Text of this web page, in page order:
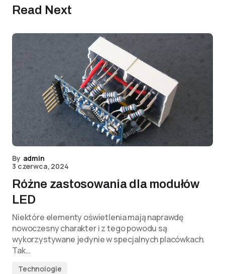
Read Next
By admin
3 czerwca, 2024
Różne zastosowania dla modułów
LED
Niektóre elementy oświetlenia mają naprawdę
nowoczesny charakter i z tego powodu są
wykorzystywane jedynie w specjalnych placówkach.
Tak…
Technologie